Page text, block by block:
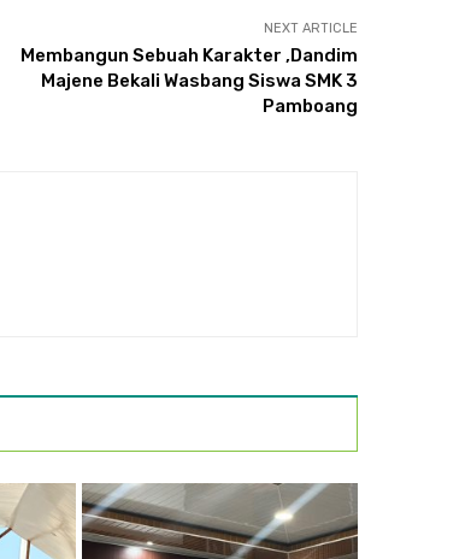
NEXT ARTICLE
Membangun Sebuah Karakter ,Dandim
Majene Bekali Wasbang Siswa SMK 3
Pamboang